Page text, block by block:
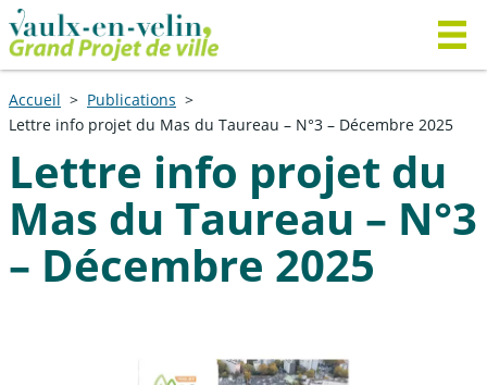
Accueil
Publications
Lettre info projet du Mas du Taureau – N°3 – Décembre 2025
Lettre info projet du
Mas du Taureau – N°3
– Décembre 2025